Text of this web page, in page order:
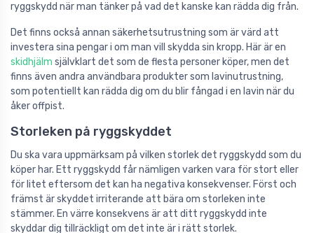
ryggskydd när man tänker på vad det kanske kan rädda dig från.
Det finns också annan säkerhetsutrustning som är värd att
investera sina pengar i om man vill skydda sin kropp. Här är en
skidhjälm självklart det som de flesta personer köper, men det
finns även andra användbara produkter som lavinutrustning,
som potentiellt kan rädda dig om du blir fångad i en lavin när du
åker offpist.
Storleken på ryggskyddet
Du ska vara uppmärksam på vilken storlek det ryggskydd som du
köper har. Ett ryggskydd får nämligen varken vara för stort eller
för litet eftersom det kan ha negativa konsekvenser. Först och
främst är skyddet irriterande att bära om storleken inte
stämmer. En värre konsekvens är att ditt ryggskydd inte
skyddar dig tillräckligt om det inte är i rätt storlek.